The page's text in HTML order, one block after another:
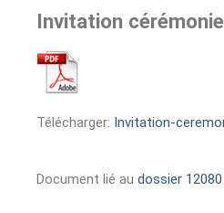
Invitation
Télécharger: Invitation-
Document lié au dossier 12080